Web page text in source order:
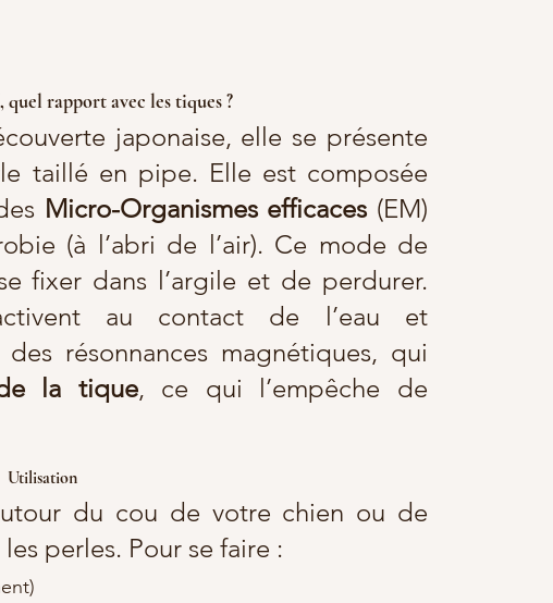
rapport avec les tiques ?
japonaise, elle se présente
taillé en pipe. Elle est composée
Micro-Organismes efficaces (EM)
(à l’abri de l’air). Ce mode de
fixer dans l’argile et de perdurer.
au contact de l’eau et
la tique, ce qui l’empêche de
Utilisation
du cou de votre chien ou de
les perles. Pour se faire :